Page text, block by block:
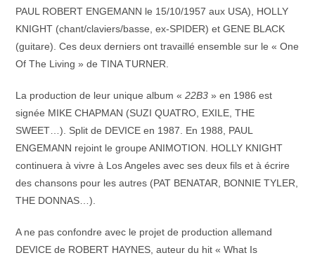
PAUL ROBERT ENGEMANN le 15/10/1957 aux USA), HOLLY
KNIGHT (chant/claviers/basse, ex-SPIDER) et GENE BLACK
(guitare). Ces deux derniers ont travaillé ensemble sur le « One
Of The Living » de TINA TURNER.
La production de leur unique album «22B3 » en 1986 est
signée MIKE CHAPMAN (SUZI QUATRO, EXILE, THE
SWEET…). Split de DEVICE en 1987. En 1988, PAUL
ENGEMANN rejoint le groupe ANIMOTION. HOLLY KNIGHT
continuera à vivre à Los Angeles avec ses deux fils et à écrire
des chansons pour les autres (PAT BENATAR, BONNIE TYLER,
THE DONNAS…).
A ne pas confondre avec le projet de production allemand
DEVICE de ROBERT HAYNES, auteur du hit « What Is